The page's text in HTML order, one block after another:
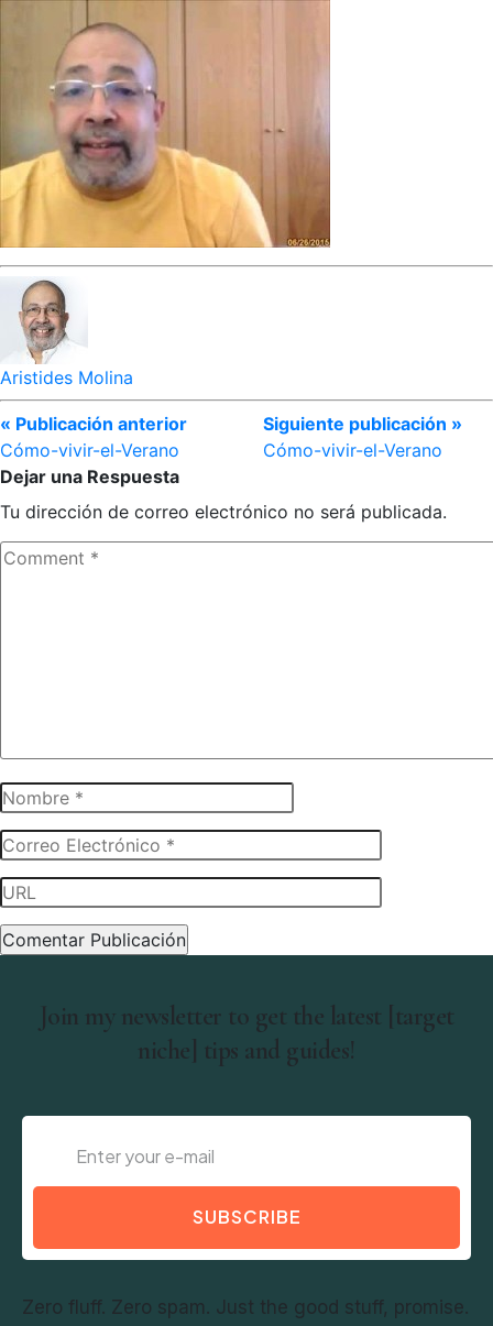
Aristides Molina
« Publicación anterior
Cómo-vivir-el-Verano
Siguiente publicación »
Cómo-vivir-el-Verano
Dejar una Respuesta
Tu dirección de correo electrónico no será publicada.
Join my newsletter to get the latest [target
niche] tips and guides!
SUBSCRIBE
Zero fluff. Zero spam. Just the good stuff, promise.